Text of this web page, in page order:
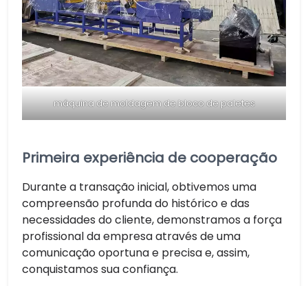
máquina de moldagem de bloco de paletes
Primeira experiência de cooperação
Durante a transação inicial, obtivemos uma
compreensão profunda do histórico e das
necessidades do cliente, demonstramos a força
profissional da empresa através de uma
comunicação oportuna e precisa e, assim,
conquistamos sua confiança.